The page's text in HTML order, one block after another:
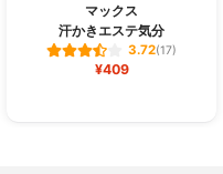
マックス
汗かきエステ気分
3.72(17)
¥409